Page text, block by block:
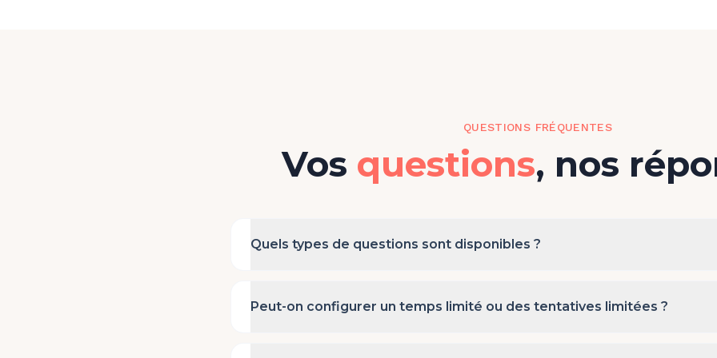
QUESTIONS FRÉQUENTES
Vos questions, nos
Quels types de questions sont disponibles ?
Peut-on configurer un temps limité ou des tentatives limitées ?